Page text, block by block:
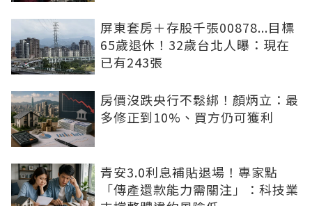
屏東套房＋存股千張00878...目標
65歲退休！32歲台北人曝：現在
已有243張
房價沒跌央行不鬆綁！顏炳立：最
多修正到10%、買方仍可獲利
青安3.0利息補貼退場！專家點
「傳產還款能力需關注」：科技業